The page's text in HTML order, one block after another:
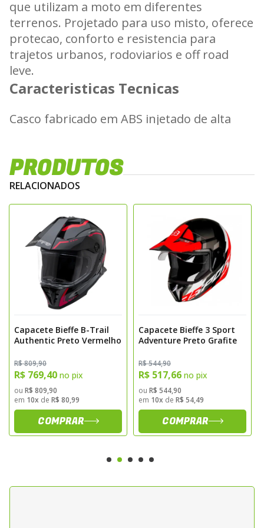
que utilizam a moto em diferentes
terrenos. Projetado para uso misto, oferece
protecao, conforto e resistencia para
trajetos urbanos, rodoviarios e off road
leve.
Caracteristicas Tecnicas
Casco fabricado em ABS injetado de alta
estrutural. O forro interno e removivel e
lavavel, confeccionado em material
conforto termico e higiene. Possui sistema
de ventilacao frontal e superior,
promovendo circulacao de ar eficiente em
diferentes condicoes de uso.
Sistema de Seguranca
Atende aos padroes de certificacao vigentes
para capacetes motociclisticos,
assegurando nivel adequado de protecao.
Equipado com fecho micrometrico de
engate rapido, permite ajuste preciso e
fixacao segura durante a pilotagem.
Design e Acabamento
O grafismo Authentic nas cores preto fosco
e grafite confere visual robusto e moderno.
fosca resistente, desenvolvida para maior
PRODUTOS
RELACIONADOS
Capacete Bieffe B-Trail
Authentic Preto Vermelho
R$ 809,90
R$ 769,40 no pix
ou R$ 809,90
em 10x de R$ 80,99
COMPRAR
Capacete Bieffe 3 Sport
Adventure Preto Grafite
R$ 544,90
R$ 517,66 no pix
ou R$ 544,90
em 10x de R$ 54,49
COMPRAR